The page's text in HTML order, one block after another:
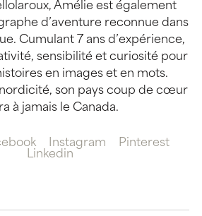
Amélie est également
d’aventure reconnue dans
Cumulant 7 ans d’expérience,
sensibilité et curiosité pour
en images et en mots.
son pays coup de cœur
à jamais le Canada.
Instagram
Pinterest
Linkedin